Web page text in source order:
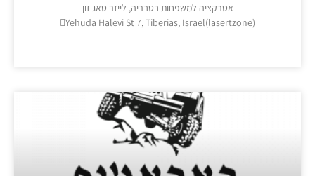
אטרקציה למשפחות בטבריה, לייזר טאג זון
Yehuda Halevi St 7, Tiberias, Israel(lasertzone)